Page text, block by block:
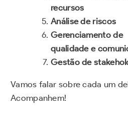
recursos
Análise de riscos
Gerenciamento de
qualidade e
Gestão de
Vamos falar sobre cada um
Acompanhem!